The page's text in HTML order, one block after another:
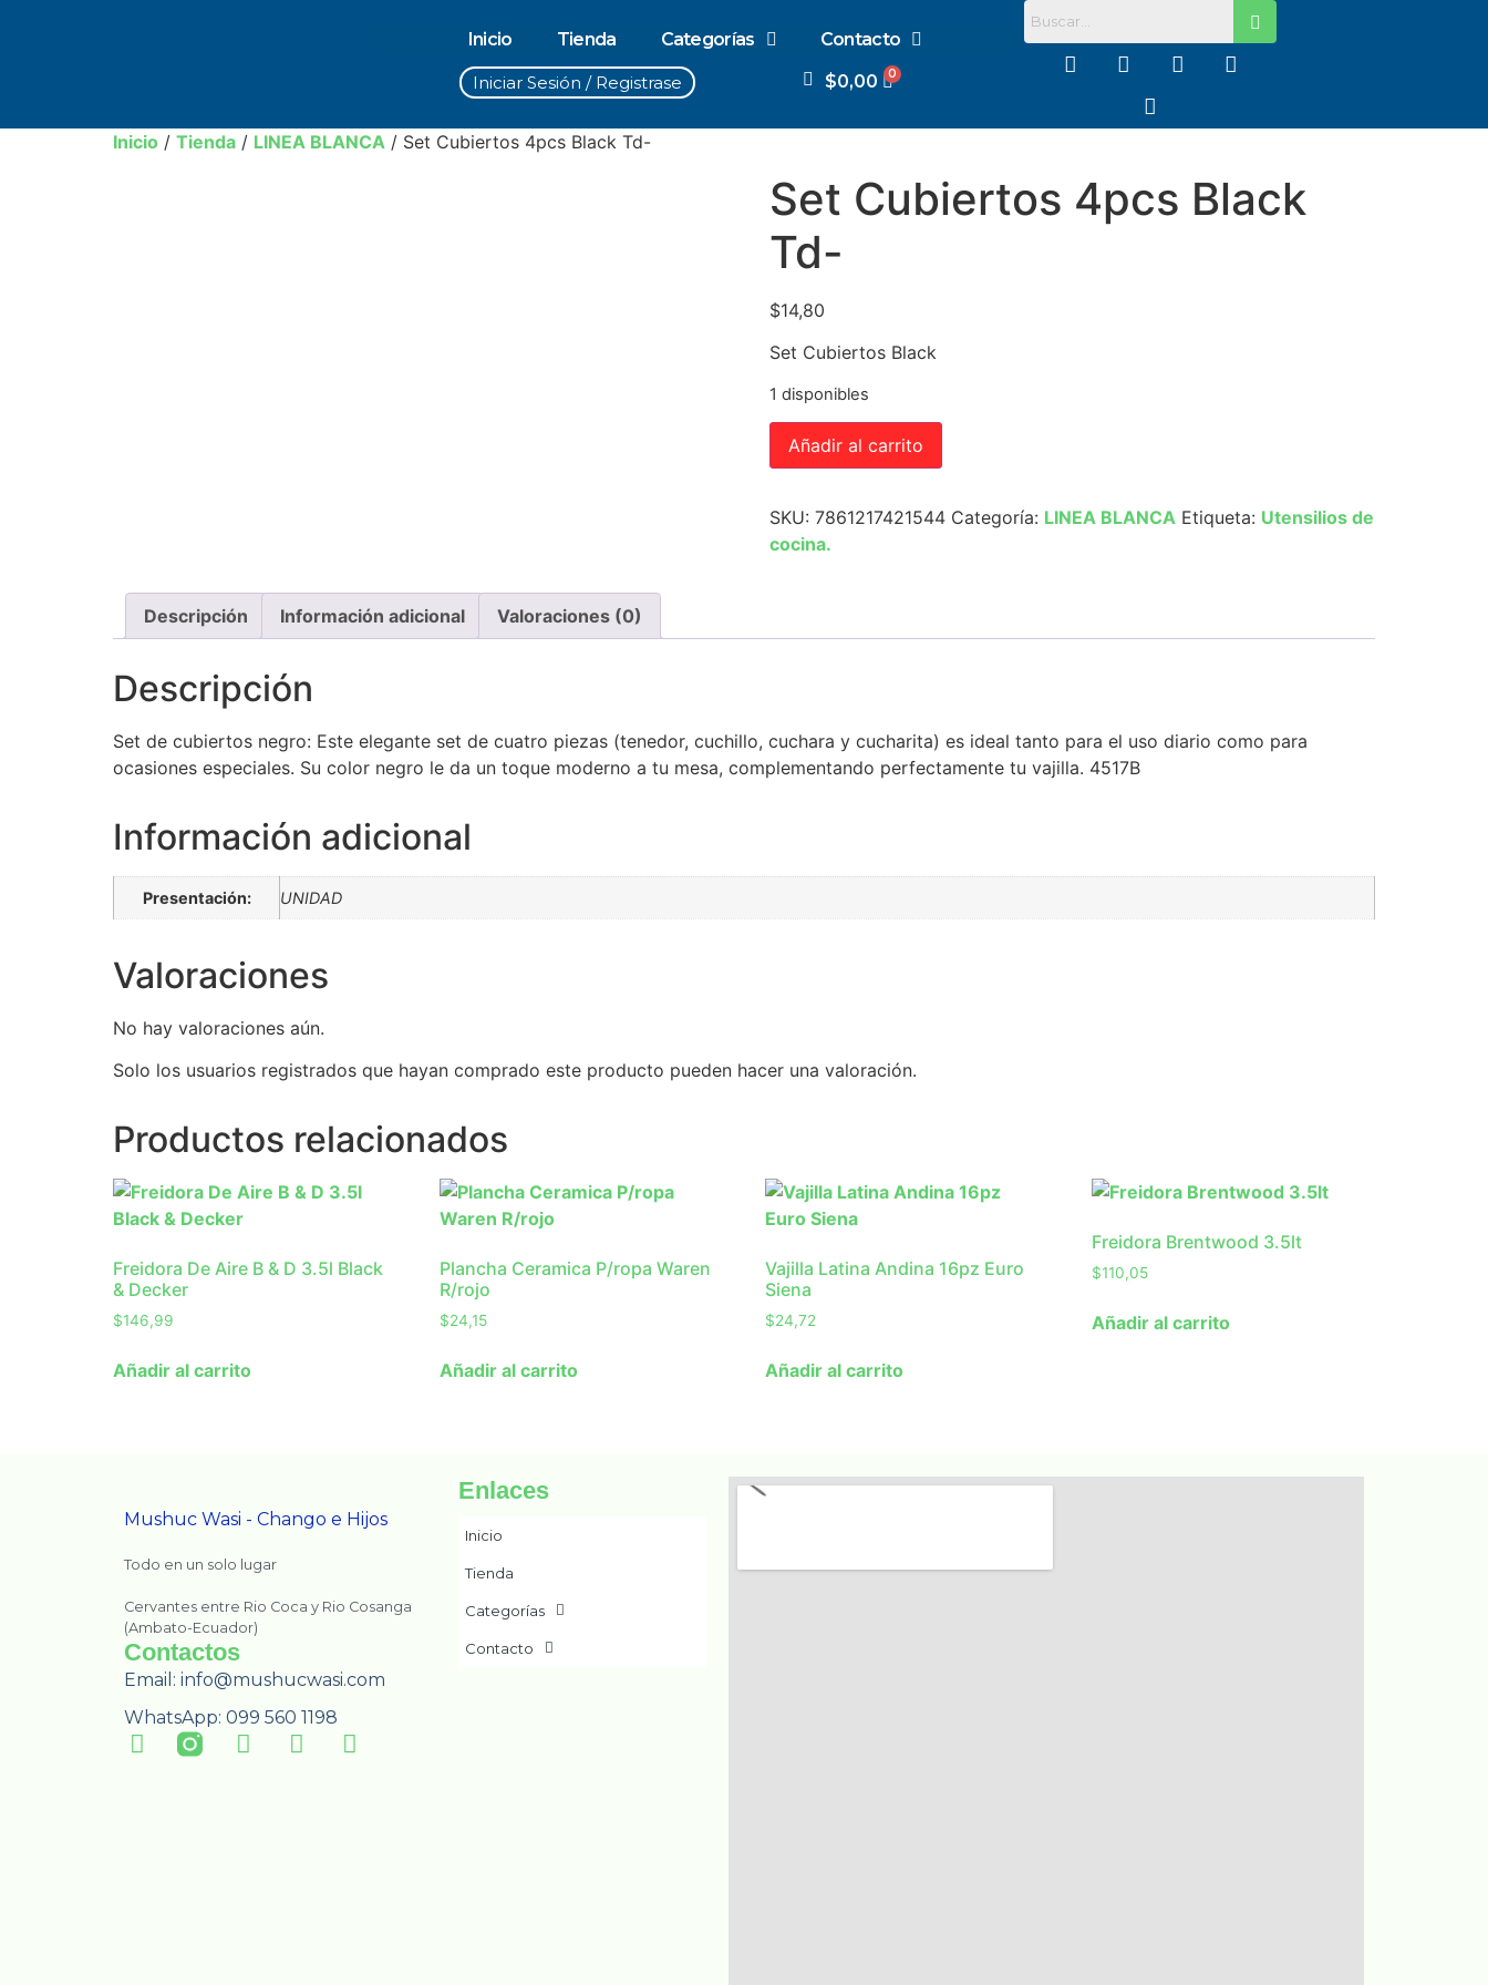
Inicio Tienda Categorías Contacto
Iniciar Sesión / Registrase $0,00
Inicio / Tienda / LINEA BLANCA / Set Cubiertos 4pcs Black Td-
Set Cubiertos 4pcs Black
Td-
$14,80
Set Cubiertos Black
1 disponibles
Añadir al carrito
SKU: 7861217421544 Categoría: LINEA BLANCA Etiqueta: Utensilios de
cocina.
Descripción Información adicional Valoraciones (0)
Descripción
Set de cubiertos negro: Este elegante set de cuatro piezas (tenedor, cuchillo, cuchara y cucharita) es ideal tanto para el uso diario como para
ocasiones especiales. Su color negro le da un toque moderno a tu mesa, complementando perfectamente tu vajilla. 4517B
Información adicional
Presentación: UNIDAD
Valoraciones
No hay valoraciones aún.
Solo los usuarios registrados que hayan comprado este producto pueden hacer una valoración.
Productos relacionados
Freidora De Aire B & D 3.5l Black
& Decker
$146,99
Añadir al carrito
Plancha Ceramica P/ropa Waren
R/rojo
$24,15
Añadir al carrito
Vajilla Latina Andina 16pz Euro
Siena
$24,72
Añadir al carrito
Freidora Brentwood 3.5lt
$110,05
Añadir al carrito
Mushuc Wasi - Chango e Hijos
Todo en un solo lugar
Cervantes entre Rio Coca y Rio Cosanga
(Ambato-Ecuador)
Contactos
Email: info@mushucwasi.com
WhatsApp: 099 560 1198
Enlaces
Inicio
Tienda
Categorías
Contacto